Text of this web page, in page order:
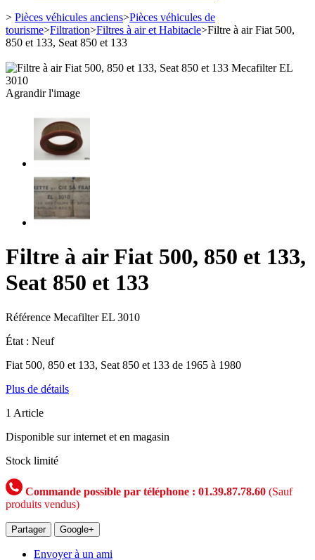
> Pièces véhicules anciens>Pièces véhicules de
tourisme>Filtration>Filtres à air et Habitacle>Filtre à air Fiat 500,
850 et 133, Seat 850 et 133
Agrandir l'image
Filtre à air Fiat 500, 850 et 133,
Seat 850 et 133
Référence Mecafilter EL 3010
État : Neuf
Fiat 500, 850 et 133, Seat 850 et 133 de 1965 à 1980
Plus de détails
1 Article
Disponible sur internet et en magasin
Stock limité
Commande possible par téléphone : 01.39.87.78.60 (Sauf
produits vendus)
Partager Google+
Envoyer à un ami